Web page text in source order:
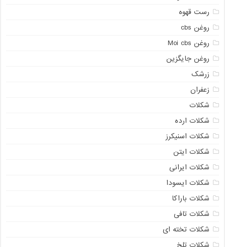
رست قهوه
روغن cbs
روغن Moi cbs
روغن جایگزین
زرشک
زعفران
شکلات
شکلات ارده
شکلات اسنیکرز
شکلات ایتن
شکلات ایرانی
شکلات ایسودا
شکلات باراکا
شکلات تافی
شکلات تخته ای